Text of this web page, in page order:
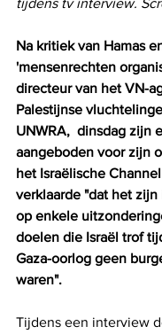
Na kritiek van Hamas
'mensenrechten
directeur van het VN-
Palestijnse
UNWRA,  dinsdag zijn
aangeboden voor zijn
het Israëlische
verklaarde "dat het zijn
op enkele
doelen die Israël trof
Gaza-oorlog geen
waren".
Tijdens een interview